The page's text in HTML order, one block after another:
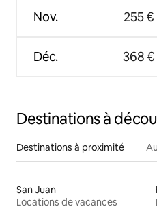
Nov.
Déc.
255 €
368 €
Destinations à
Destinations à proximité
San Juan
Locations de vacances